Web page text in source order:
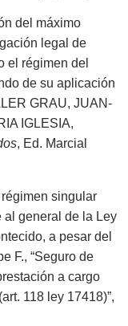
del máximo
legal de
el régimen del
de su aplicación
GRAU, JUAN-
IGLESIA,
, Ed. Marcial
singular
al general de la Ley
a pesar del
F., “Seguro de
a cargo
118 ley 17418)”,